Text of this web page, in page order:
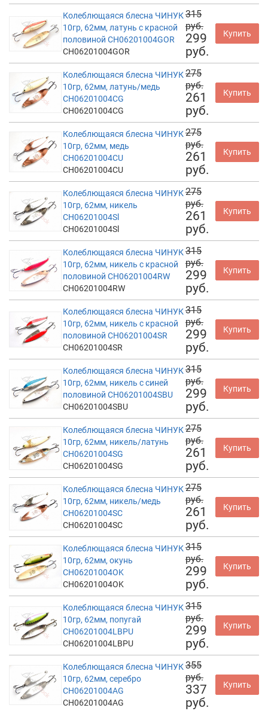
Колеблющаяся блесна ЧИНУК
10гр, 62мм, латунь с красной
половиной CH06201004GOR
CH06201004GOR
315
руб.
299
руб.
Купить
Колеблющаяся блесна ЧИНУК
10гр, 62мм, латунь/медь
CH06201004CG
CH06201004CG
275
руб.
261
руб.
Купить
Колеблющаяся блесна ЧИНУК
10гр, 62мм, медь
CH06201004CU
CH06201004CU
275
руб.
261
руб.
Купить
Колеблющаяся блесна ЧИНУК
10гр, 62мм, никель
CH06201004Sl
CH06201004Sl
275
руб.
261
руб.
Купить
Колеблющаяся блесна ЧИНУК
10гр, 62мм, никель с красной
половиной CH06201004RW
CH06201004RW
315
руб.
299
руб.
Купить
Колеблющаяся блесна ЧИНУК
10гр, 62мм, никель с красной
половиной CH06201004SR
CH06201004SR
315
руб.
299
руб.
Купить
Колеблющаяся блесна ЧИНУК
10гр, 62мм, никель с синей
половиной CH06201004SBU
CH06201004SBU
315
руб.
299
руб.
Купить
Колеблющаяся блесна ЧИНУК
10гр, 62мм, никель/латунь
CH06201004SG
CH06201004SG
275
руб.
261
руб.
Купить
Колеблющаяся блесна ЧИНУК
10гр, 62мм, никель/медь
CH06201004SC
CH06201004SC
275
руб.
261
руб.
Купить
Колеблющаяся блесна ЧИНУК
10гр, 62мм, окунь
CH06201004OK
CH06201004OK
315
руб.
299
руб.
Купить
Колеблющаяся блесна ЧИНУК
10гр, 62мм, попугай
CH06201004LBPU
CH06201004LBPU
315
руб.
299
руб.
Купить
Колеблющаяся блесна ЧИНУК
10гр, 62мм, серебро
CH06201004AG
CH06201004AG
355
руб.
337
руб.
Купить